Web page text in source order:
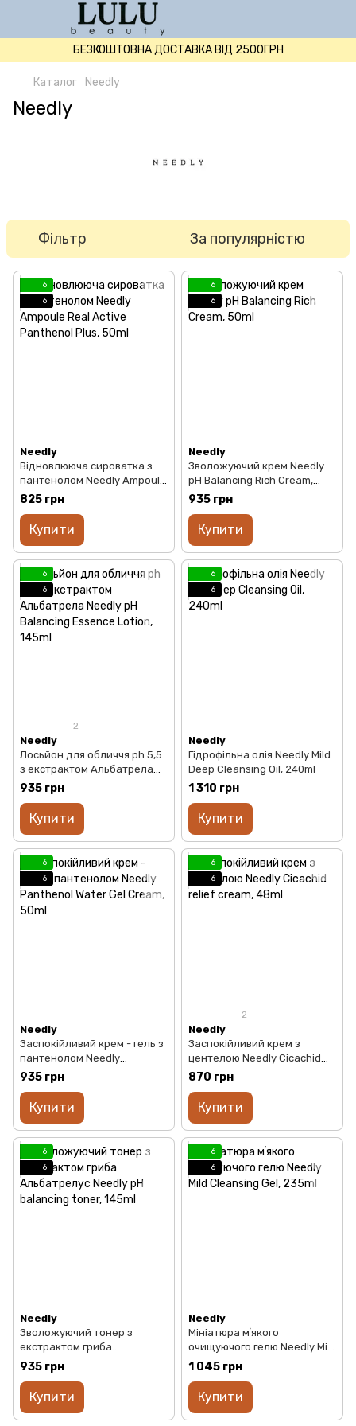
БЕЗКОШТОВНА ДОСТАВКА ВІД 2500ГРН
Каталог Needly
Needly
Фільтр За популярністю
6
6
Needly
Відновлююча сироватка з
пантенолом Needly Ampoule
Real Active Panthenol Plus,
825 грн
Купити
6
6
Needly
Зволожуючий крем Needly
pH Balancing Rich Cream,
50ml
935 грн
Купити
6
6
2
Needly
Лосьйон для обличчя ph 5,5
з екстрактом Альбатрела
Needly pH Balancing Essence
Lotion, 145ml
935 грн
Купити
6
6
Needly
Гідрофільна олія Needly Mild
Deep Cleansing Oil, 240ml
1 310 грн
Купити
6
6
Needly
Заспокійливий крем - гель з
пантенолом Needly
Panthenol Water Gel Cream,
935 грн
Купити
6
6
2
Needly
Заспокійливий крем з
центелою Needly Cicachid
relief cream, 48ml
870 грн
Купити
6
6
Needly
Зволожуючий тонер з
екстрактом гриба
Альбатрелус Needly pH
balancing toner, 145ml
935 грн
Купити
6
6
Needly
Мініатюра мʼякого
очищуючого гелю Needly Mild
Cleansing Gel, 235ml
1 045 грн
Купити